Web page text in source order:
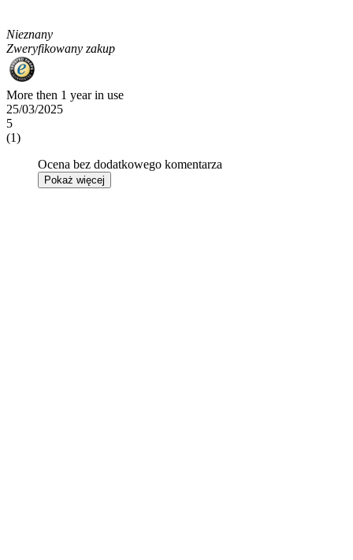
Nieznany
Zweryfikowany zakup
More then 1 year in use
25/03/2025
5
(1)
Ocena bez dodatkowego komentarza
Pokaż więcej